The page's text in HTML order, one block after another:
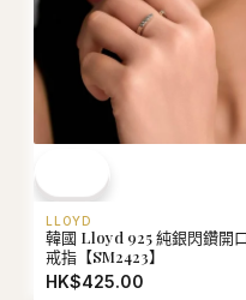
LLOYD
韓國 Lloyd 925 純銀閃鑽開
戒指【SM2423】
HK$425.00